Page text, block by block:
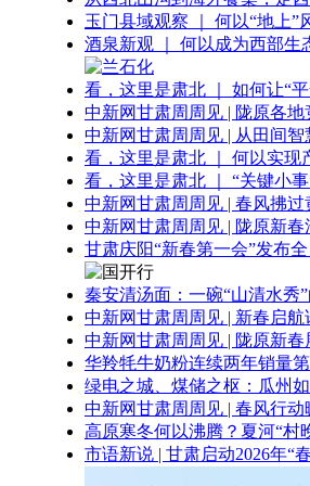
玉门县域观察 ｜ 何以“地上”
酒泉新观 ｜ 何以成为西部生
看，这里是肃北 ｜ 如何让“
中新网甘肃周周见 | 陇原各
中新网甘肃周周见 | 从田间
看，这里是肃北 ｜ 何以实现
看，这里是肃北 ｜ “关键小
中新网甘肃周周见 | 春风拂
中新网甘肃周周见 | 陇原新
甘肃庆阳“新春第一会”发布
秦安清汤面：一碗“山清水秀
中新网甘肃周周见 | 新春启
中新网甘肃周周见 | 陇原新
华羚牦牛奶粉连续两年销量
绿电之城、煤储之枢：瓜州
中新网甘肃周周见 | 春风行
高原寒冬何以沸腾？夏河“村
市语新说 | 甘肃启动2026年“